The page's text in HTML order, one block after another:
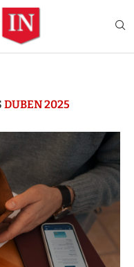
DUBEN 2025